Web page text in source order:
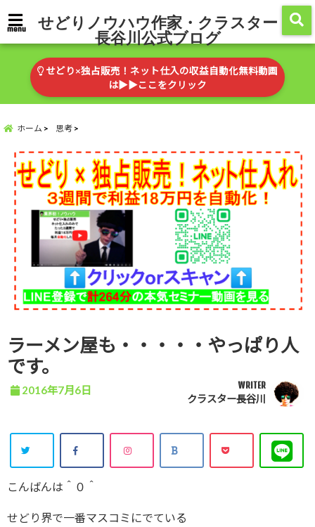
menu せどりノウハウ作家・クラスター
長谷川公式ブログ
せどり×独占販売！ネット仕入の収益自動化無料動画
は▶︎▶︎ここをクリック
ホーム 思考
ラーメン屋も・・・・・やっぱり人
です。
2016年7月6日 WRITER
クラスター長谷川
こんばんは＾０＾
せどり界で一番マスコミにでている